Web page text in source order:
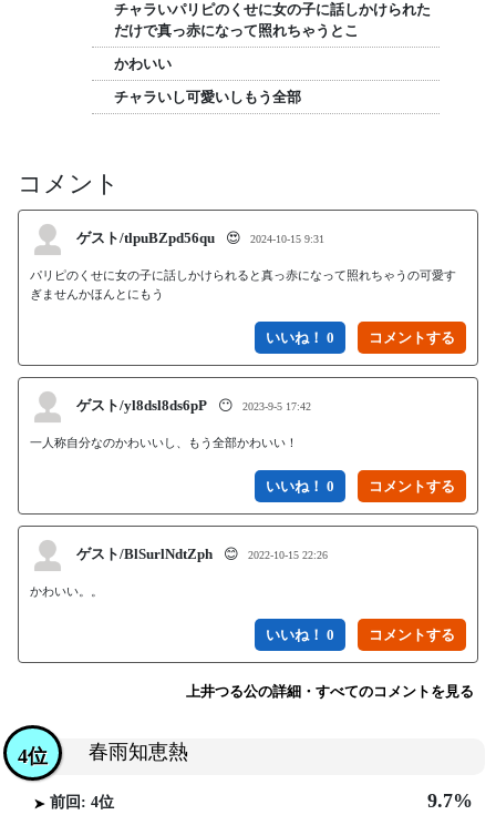
チャラいパリピのくせに女の子に話しかけられた
だけで真っ赤になって照れちゃうとこ
かわいい
チャラいし可愛いしもう全部
コメント
ゲスト/tlpuBZpd56qu 😍 2024-10-15 9:31
パリピのくせに女の子に話しかけられると真っ赤になって照れちゃうの可愛す
ぎませんかほんとにもう
いいね！ 0
ゲスト/yl8dsl8ds6pP 😶 2023-9-5 17:42
一人称自分なのかわいいし、もう全部かわいい！
いいね！ 0
ゲスト/BlSurlNdtZph 😊 2022-10-15 22:26
かわいい。。
いいね！ 0
上井つる公の詳細・すべてのコメントを見る
春雨知恵熱
4位
前回: 4位 9.7%